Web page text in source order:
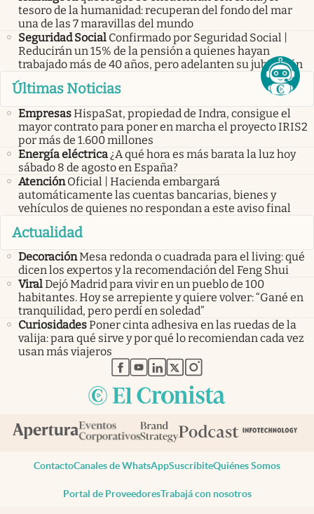
tesoro de la humanidad: recuperan del fondo del mar
una de las 7 maravillas del mundo
Seguridad Social Confirmado por Seguridad Social |
Reducirán un 15% de la pensión a quienes hayan
trabajado más de 40 años, pero adelanten su jubilación
Últimas Noticias
EmpresasHispaSat, propiedad de Indra, consigue el
mayor contrato para poner en marcha el proyecto IRIS2
por más de 1.600 millones
Energía eléctrica ¿A qué hora es más barata la luz hoy
sábado 8 de agosto en España?
Atención Oficial | Hacienda embargará
automáticamente las cuentas bancarias, bienes y
vehículos de quienes no respondan a este aviso final
Actualidad
DecoraciónMesa redonda o cuadrada para el living: qué
dicen los expertos y la recomendación del Feng Shui
ViralDejó Madrid para vivir en un pueblo de 100
habitantes. Hoy se arrepiente y quiere volver: “Gané en
tranquilidad, pero perdí en soledad”
CuriosidadesPoner cinta adhesiva en las ruedas de la
valija: para qué sirve y por qué lo recomiendan cada vez
usan más viajeros
abre en nueva pestaña
abre en nueva pestaña
abre en nueva pestaña
abre en nueva pestaña
abre en nueva pestaña
ContactoCanales de WhatsAppSuscribiteQuiénes Somos
Portal de ProveedoresTrabajá con nosotros